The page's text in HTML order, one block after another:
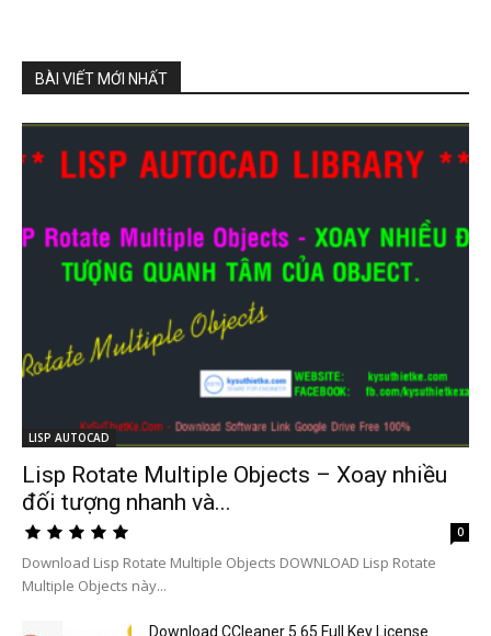
BÀI VIẾT MỚI NHẤT
LISP AUTOCAD
Lisp Rotate Multiple Objects – Xoay nhiều
đối tượng nhanh và...
0
Download Lisp Rotate Multiple Objects DOWNLOAD Lisp Rotate
Multiple Objects này...
Download CCleaner 5.65 Full Key License